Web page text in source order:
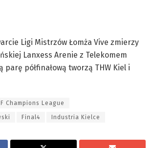
Ligi Mistrzów Łomża Vive zmierzy
Lanxess Arenie z Telekomem
parę półfinałową tworzą THW Kiel i
Champions League
Final4 Industria Kielce